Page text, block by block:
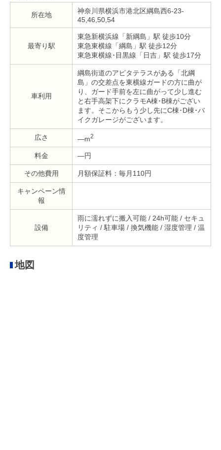
所在地
神奈川県横浜市港北区綱島西6-23-
45,46,50,54
最寄り駅
東急新横浜線「新綱島」駅 徒歩10分
東急東横線「綱島」駅 徒歩12分
東急東横線･目黒線「日吉」駅 徒歩17分
車利用
綱島街道のアピタテラスがある「北綱
島」の交差点を東横線ガードの方に曲が
り、ガード手前を左に曲がって少し進む
と右手高架下にクラモA棟･B棟がござい
ます。そこからもう少し先にC棟･D棟･バ
イクガレージがございます。
広さ —m2
料金 —円
その他費用 月額保証料：毎月110円
キャンペーン情
報
設備
雨に濡れずに搬入可能 / 24h可能 / セキュ
リティ / 駐車場 / 換気機能 / 湿度管理 / 温
度管理
地図